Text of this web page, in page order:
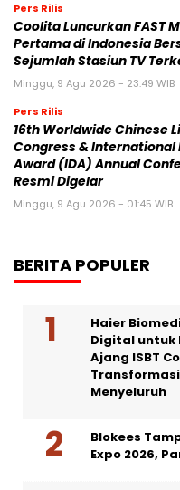
Pers Rilis
Coolita Luncurkan FAST
Pertama di Indonesia
Sejumlah Stasiun TV
Minggu, 9 Agu 2026 - 23:49 WIB
Pers Rilis
16th Worldwide Chinese
Congress & International
Award (IDA) Annual
Resmi Digelar
Minggu, 9 Agu 2026 - 01:45 WIB
BERITA POPULER
Haier
Digital untuk
Ajang ISBT
Menyeluruh
Blokees
Expo 2026,